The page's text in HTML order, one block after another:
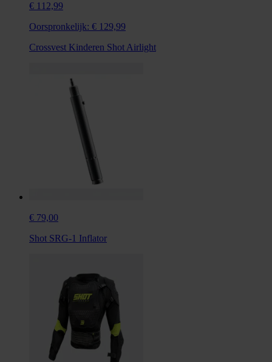
€ 112,99
Oorspronkelijk: € 129,99
Crossvest Kinderen Shot Airlight
€ 79,00
Shot SRG-1 Inflator